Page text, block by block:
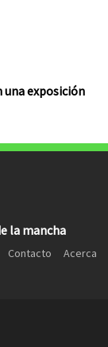
una exposición
la mancha
Contacto
Acerca